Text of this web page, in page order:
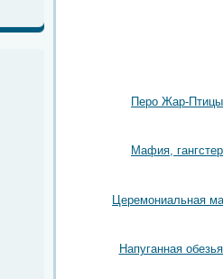
Перо Жар-Птицы
Мафия, гангстер
Церемониальная
Напуганная